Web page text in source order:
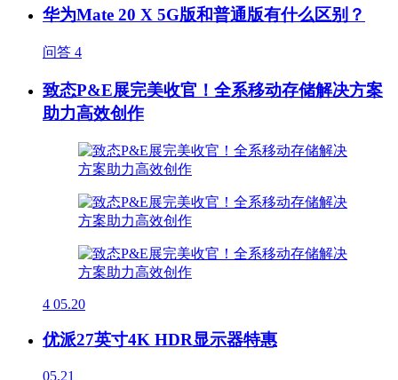
华为Mate 20 X 5G版和普通版有什么区别？
问答 4
致态P&E展完美收官！全系移动存储解决方案
助力高效创作
4 05.20
优派27英寸4K HDR显示器特惠
05.21